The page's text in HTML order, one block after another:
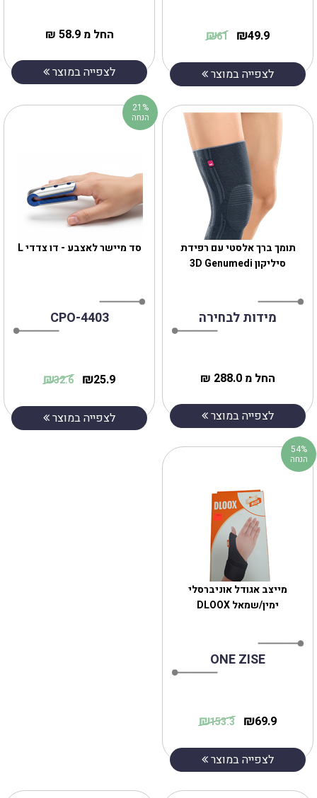
החל מ 58.9 ₪
לצפייה במוצר
49.9
₪
61
₪
לצפייה במוצר
CPO-4403
25.9
₪
32.6
₪
לצפייה במוצר
21%
הנחה
תומך ברך אלסטי עם רפידת
סיליקון 3D Genumedi
מידות לבחירה
החל מ 288.0 ₪
לצפייה במוצר
מייצב אגודל אוניברסלי
ימין/שמאל DLOOX
ONE ZISE
69.9
₪
153.3
₪
לצפייה במוצר
54%
הנחה